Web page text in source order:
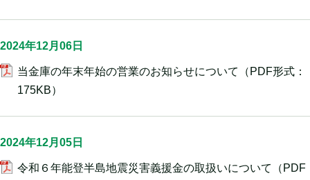
2024年12月06日
当金庫の年末年始の営業のお知らせについて
（PDF形式：
175KB）
2024年12月05日
令和６年能登半島地震災害義援金の取扱いについて
（PDF